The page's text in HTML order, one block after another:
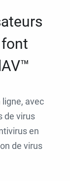
avec
de virus
en
de virus